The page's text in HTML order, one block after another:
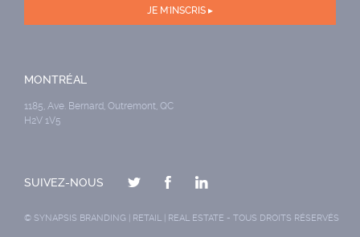
MONTRÉAL
1185, Ave. Bernard, Outremont, QC
H2V 1V5
SUIVEZ-NOUS
© SYNAPSIS BRANDING | RETAIL | REAL ESTATE - TOUS DROITS RÉSERVÉS